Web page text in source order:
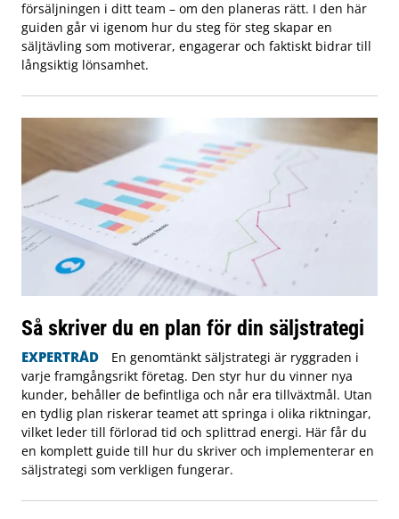
försäljningen i ditt team – om den planeras rätt. I den här
guiden går vi igenom hur du steg för steg skapar en
säljtävling som motiverar, engagerar och faktiskt bidrar till
långsiktig lönsamhet.
Så skriver du en plan för din säljstrategi
EXPERTRÅD
En genomtänkt säljstrategi är ryggraden i
varje framgångsrikt företag. Den styr hur du vinner nya
kunder, behåller de befintliga och når era tillväxtmål. Utan
en tydlig plan riskerar teamet att springa i olika riktningar,
vilket leder till förlorad tid och splittrad energi. Här får du
en komplett guide till hur du skriver och implementerar en
säljstrategi som verkligen fungerar.